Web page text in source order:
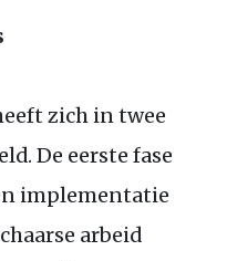
zich in twee
De eerste fase
implementatie
arbeid